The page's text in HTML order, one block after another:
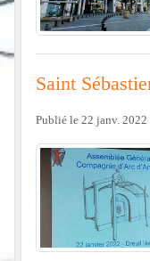
Saint
Publié le 22 janv. 2022